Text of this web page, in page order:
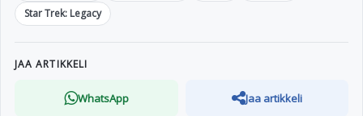
Star Trek: Legacy
JAA ARTIKKELI
WhatsApp Jaa artikkeli